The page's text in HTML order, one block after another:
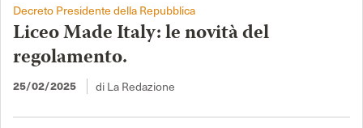
Decreto Presidente della Repubblica
Liceo Made Italy: le novità del
regolamento.
25/02/2025 di La Redazione